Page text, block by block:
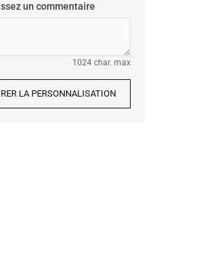
un commentaire
1024 char. max
LA PERSONNALISATION